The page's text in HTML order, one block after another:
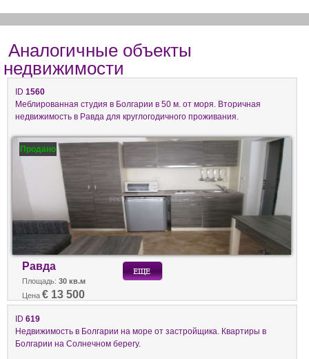
Аналогичные объекты
недвижимости
ID 1560
Меблированная студия в Болгарии в 50 м. от моря. Вторичная
недвижимость в Равда для круглогодичного проживания.
Продано
Равда
Площадь: 30 кв.м
Цена € 13 500
ID 619
Недвижимость в Болгарии на море от застройщика. Квартиры в
Болгарии на Солнечном берегу.